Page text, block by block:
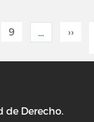
9 ››
Derecho.